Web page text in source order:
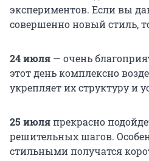
экспериментов. Если вы
совершенно новый стиль,
24 июля — очень
этот день комплексно
укрепляет их структуру и
25 июляпрекрасно
решительных шагов.
стильными получатся